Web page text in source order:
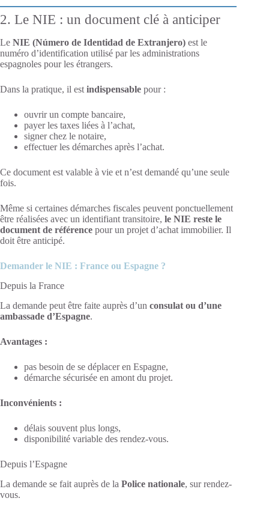
2. Le NIE : un document clé à anticiper
Le NIE (Número de Identidad de Extranjero) est le
numéro d’identification utilisé par les administrations
espagnoles pour les étrangers.
Dans la pratique, il estindispensable pour :
ouvrir un compte bancaire,
payer les taxes liées à l’achat,
signer chez le notaire,
effectuer les démarches après l’achat.
Ce document est valable à vie et n’est demandé qu’une seule
fois.
Même si certaines démarches fiscales peuvent ponctuellement
être réalisées avec un identifiant transitoire, le NIE reste le
document de référence pour un projet d’achat immobilier. Il
doit être anticipé.
Demander le NIE : France ou Espagne ?
Depuis la France
La demande peut être faite auprès d’un consulat ou d’une
ambassade d’Espagne.
Avantages :
pas besoin de se déplacer en Espagne,
démarche sécurisée en amont du projet.
Inconvénients :
délais souvent plus longs,
disponibilité variable des rendez-vous.
Depuis l’Espagne
La demande se fait auprès de la Police nationale, sur rendez-
vous.